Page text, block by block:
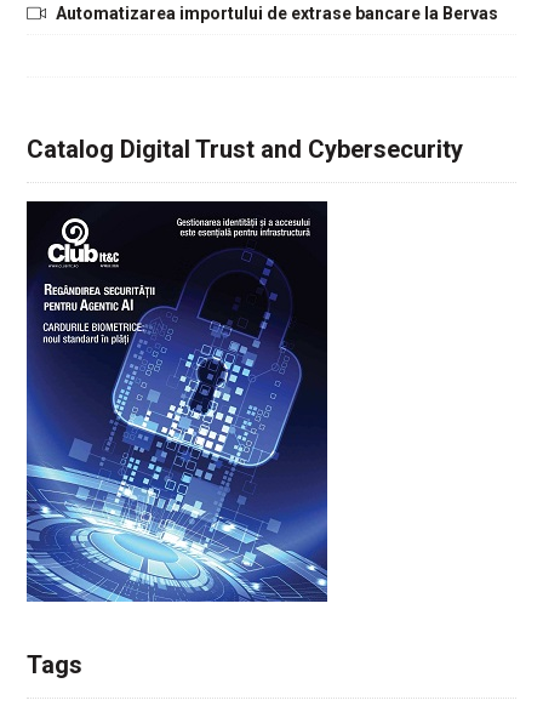
Automatizarea importului de extrase bancare la Bervas
Catalog Digital Trust and Cybersecurity
Tags